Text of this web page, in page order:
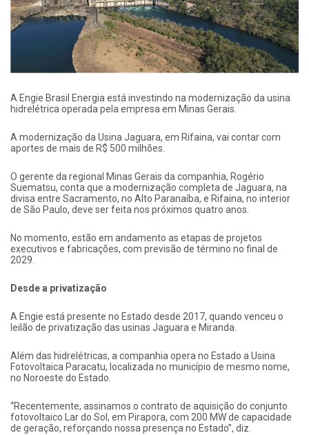
A Engie Brasil Energia está investindo na modernização da usina
hidrelétrica operada pela empresa em Minas Gerais.
A modernização da Usina Jaguara, em Rifaina, vai contar com
aportes de mais de R$ 500 milhões.
O gerente da regional Minas Gerais da companhia, Rogério
Suematsu, conta que a modernização completa de Jaguara, na
divisa entre Sacramento, no Alto Paranaíba, e Rifaina, no interior
de São Paulo, deve ser feita nos próximos quatro anos.
No momento, estão em andamento as etapas de projetos
executivos e fabricações, com previsão de término no final de
2029.
Desde a privatização
A Engie está presente no Estado desde 2017, quando venceu o
leilão de privatização das usinas Jaguara e Miranda.
Além das hidrelétricas, a companhia opera no Estado a Usina
Fotovoltaica Paracatu, localizada no município de mesmo nome,
no Noroeste do Estado.
“Recentemente, assinamos o contrato de aquisição do conjunto
fotovoltaico Lar do Sol, em Pirapora, com 200 MW de capacidade
de geração, reforçando nossa presença no Estado”, diz.